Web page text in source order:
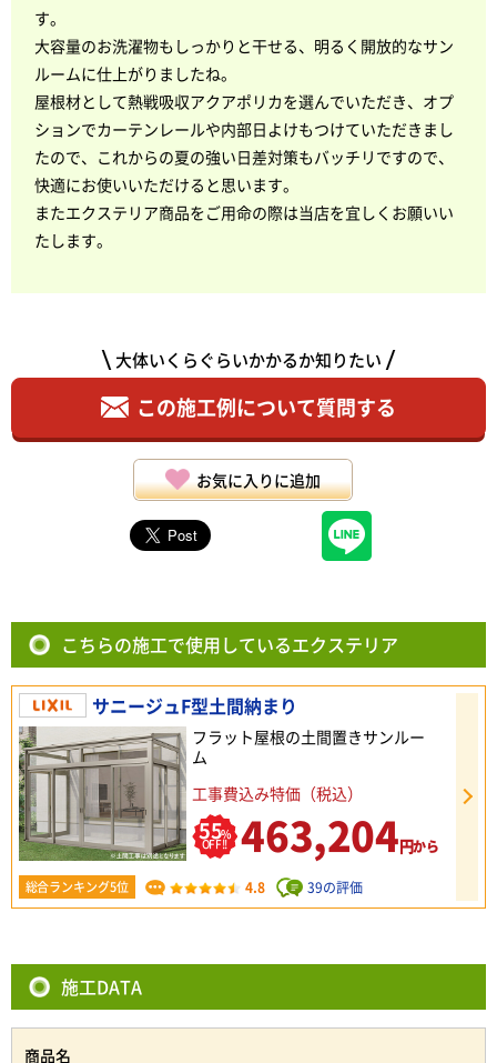
す。
大容量のお洗濯物もしっかりと干せる、明るく開放的なサン
ルームに仕上がりましたね。
屋根材として熱戦吸収アクアポリカを選んでいただき、オプ
ションでカーテンレールや内部日よけもつけていただきまし
たので、これからの夏の強い日差対策もバッチリですので、
快適にお使いいただけると思います。
またエクステリア商品をご用命の際は当店を宜しくお願いい
たします。
大体いくらぐらいかかるか知りたい
この施工例について質問する
お気に入りに追加
こちらの施工で使用しているエクステリア
サニージュF型土間納まり
フラット屋根の土間置きサンルー
ム
工事費込み特価（税込）
55%
OFF!! 463,204円から
総合ランキング5位 4.8 39の評価
施工DATA
商品名